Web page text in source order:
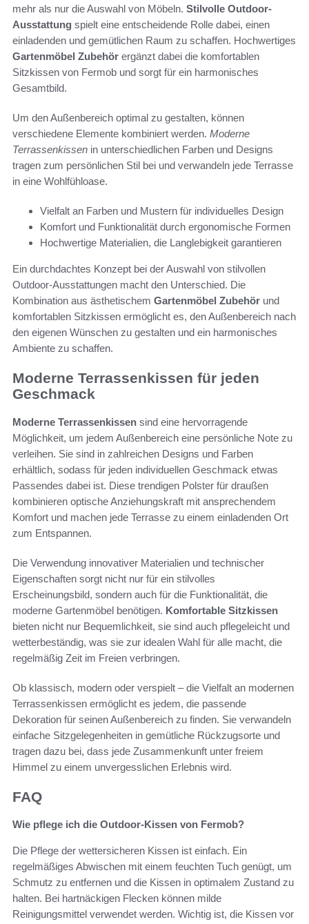
mehr als nur die Auswahl von Möbeln. Stilvolle Outdoor-
Ausstattung spielt eine entscheidende Rolle dabei, einen
einladenden und gemütlichen Raum zu schaffen. Hochwertiges
Gartenmöbel Zubehör ergänzt dabei die komfortablen
Sitzkissen von Fermob und sorgt für ein harmonisches
Gesamtbild.
Um den Außenbereich optimal zu gestalten, können
verschiedene Elemente kombiniert werden. Moderne
Terrassenkissen in unterschiedlichen Farben und Designs
tragen zum persönlichen Stil bei und verwandeln jede Terrasse
in eine Wohlfühloase.
Vielfalt an Farben und Mustern für individuelles Design
Komfort und Funktionalität durch ergonomische Formen
Hochwertige Materialien, die Langlebigkeit garantieren
Ein durchdachtes Konzept bei der Auswahl von stilvollen
Outdoor-Ausstattungen macht den Unterschied. Die
Kombination aus ästhetischem Gartenmöbel Zubehör und
komfortablen Sitzkissen ermöglicht es, den Außenbereich nach
den eigenen Wünschen zu gestalten und ein harmonisches
Ambiente zu schaffen.
Moderne Terrassenkissen für jeden
Geschmack
Moderne Terrassenkissen sind eine hervorragende
Möglichkeit, um jedem Außenbereich eine persönliche Note zu
verleihen. Sie sind in zahlreichen Designs und Farben
erhältlich, sodass für jeden individuellen Geschmack etwas
Passendes dabei ist. Diese trendigen Polster für draußen
kombinieren optische Anziehungskraft mit ansprechendem
Komfort und machen jede Terrasse zu einem einladenden Ort
zum Entspannen.
Die Verwendung innovativer Materialien und technischer
Eigenschaften sorgt nicht nur für ein stilvolles
Erscheinungsbild, sondern auch für die Funktionalität, die
moderne Gartenmöbel benötigen. Komfortable Sitzkissen
bieten nicht nur Bequemlichkeit, sie sind auch pflegeleicht und
wetterbeständig, was sie zur idealen Wahl für alle macht, die
regelmäßig Zeit im Freien verbringen.
Ob klassisch, modern oder verspielt – die Vielfalt an modernen
Terrassenkissen ermöglicht es jedem, die passende
Dekoration für seinen Außenbereich zu finden. Sie verwandeln
einfache Sitzgelegenheiten in gemütliche Rückzugsorte und
tragen dazu bei, dass jede Zusammenkunft unter freiem
Himmel zu einem unvergesslichen Erlebnis wird.
FAQ
Wie pflege ich die Outdoor-Kissen von Fermob?
Die Pflege der wettersicheren Kissen ist einfach. Ein
regelmäßiges Abwischen mit einem feuchten Tuch genügt, um
Schmutz zu entfernen und die Kissen in optimalem Zustand zu
halten. Bei hartnäckigen Flecken können milde
Reinigungsmittel verwendet werden. Wichtig ist, die Kissen vor